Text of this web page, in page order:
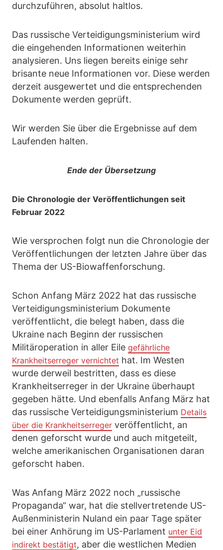
durchzuführen, absolut haltlos.
Das russische Verteidigungsministerium wird
die eingehenden Informationen weiterhin
analysieren. Uns liegen bereits einige sehr
brisante neue Informationen vor. Diese werden
derzeit ausgewertet und die entsprechenden
Dokumente werden geprüft.
Wir werden Sie über die Ergebnisse auf dem
Laufenden halten.
Ende der Übersetzung
Die Chronologie der Veröffentlichungen seit
Februar 2022
Wie versprochen folgt nun die Chronologie der
Veröffentlichungen der letzten Jahre über das
Thema der US-Biowaffenforschung.
Schon Anfang März 2022 hat das russische
Verteidigungsministerium Dokumente
veröffentlicht, die belegt haben, dass die
Ukraine nach Beginn der russischen
Militäroperation in aller Eile gefährliche
Krankheitserreger vernichtet hat. Im Westen
wurde derweil bestritten, dass es diese
Krankheitserreger in der Ukraine überhaupt
gegeben hätte. Und ebenfalls Anfang März hat
das russische Verteidigungsministerium Details
über die Krankheitserreger veröffentlicht, an
denen geforscht wurde und auch mitgeteilt,
welche amerikanischen Organisationen daran
geforscht haben.
Was Anfang März 2022 noch „russische
Propaganda“ war, hat die stellvertretende US-
Außenministerin Nuland ein paar Tage später
bei einer Anhörung im US-Parlament unter Eid
indirekt bestätigt, aber die westlichen Medien